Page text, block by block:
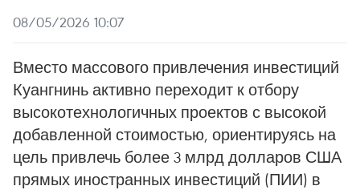
08/05/2026 10:07
Вместо массового привлечения инвестиций
Куангнинь активно переходит к отбору
высокотехнологичных проектов с высокой
добавленной стоимостью, ориентируясь на
цель привлечь более 3 млрд долларов США
прямых иностранных инвестиций (ПИИ) в